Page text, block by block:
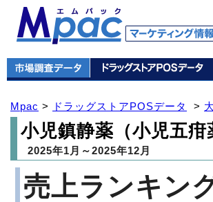
Mpac > ドラッグストアPOSデータ >
小児鎮静薬（小児五疳
2025年1月～2025年12月
売上ランキン